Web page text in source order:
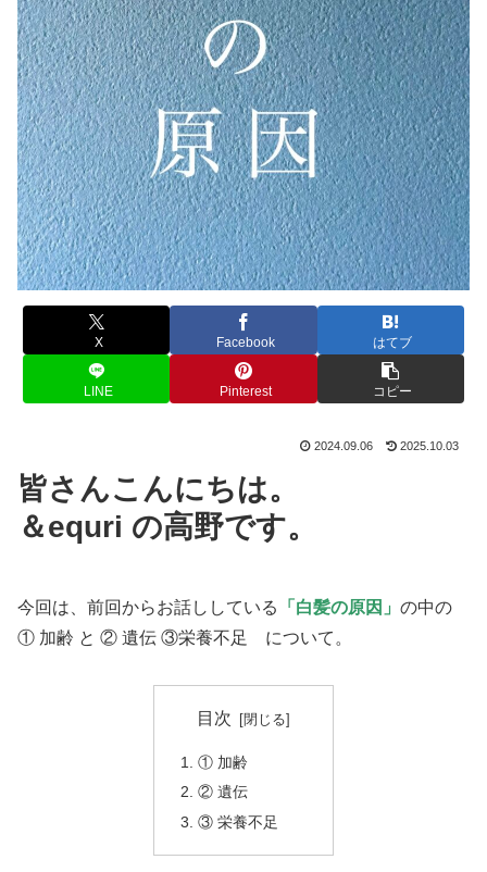
X Facebook はてブ
LINE Pinterest コピー
2024.09.06 2025.10.03
皆さんこんにちは。
＆equri の高野です。
今回は、前回からお話ししている 「白髪の原因」 の中の
① 加齢 と ② 遺伝 ③栄養不足 について。
目次
① 加齢
② 遺伝
③ 栄養不足